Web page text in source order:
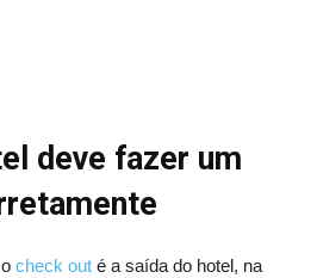
deve fazer um
check out é a saída do hotel, na